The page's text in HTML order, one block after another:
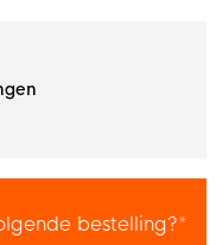
bestelling?*